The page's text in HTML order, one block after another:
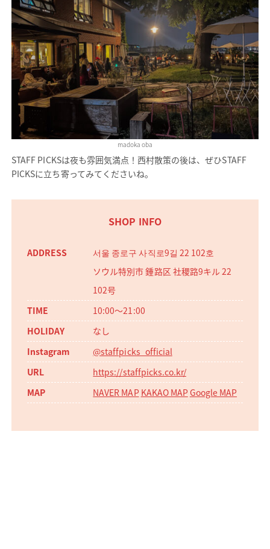
madoka oba
STAFF PICKSは夜も雰囲気満点！西村散策の後は、ぜひSTAFF
PICKSに立ち寄ってみてくださいね。
SHOP INFO
서울 종로구 사직로9길 22 102호
ソウル特別市 鍾路区 社稷路9キル 22
102号
10:00〜21:00
なし
@staffpicks_official
https://staffpicks.co.kr/
NAVER MAP KAKAO MAP Google MAP